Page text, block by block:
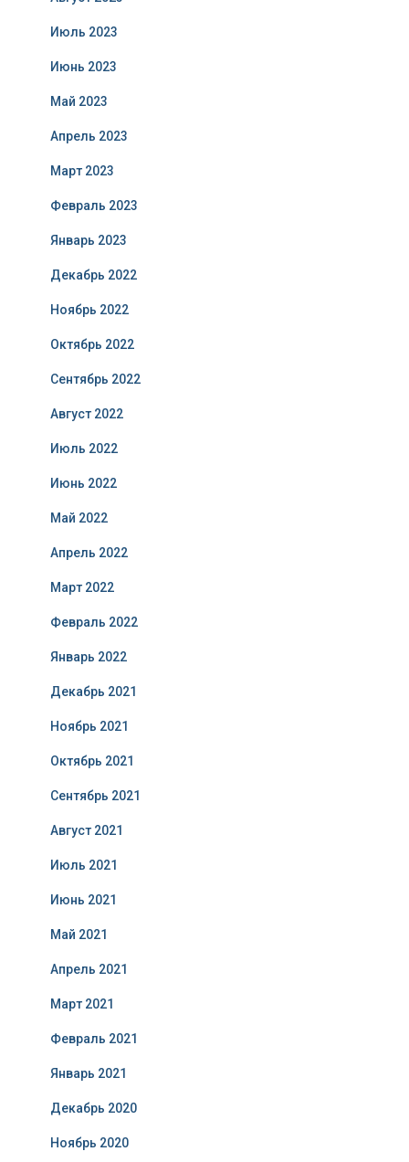
Июль 2023
Июнь 2023
Май 2023
Апрель 2023
Март 2023
Февраль 2023
Январь 2023
Декабрь 2022
Ноябрь 2022
Октябрь 2022
Сентябрь 2022
Август 2022
Июль 2022
Июнь 2022
Май 2022
Апрель 2022
Март 2022
Февраль 2022
Январь 2022
Декабрь 2021
Ноябрь 2021
Октябрь 2021
Сентябрь 2021
Август 2021
Июль 2021
Июнь 2021
Май 2021
Апрель 2021
Март 2021
Февраль 2021
Январь 2021
Декабрь 2020
Ноябрь 2020